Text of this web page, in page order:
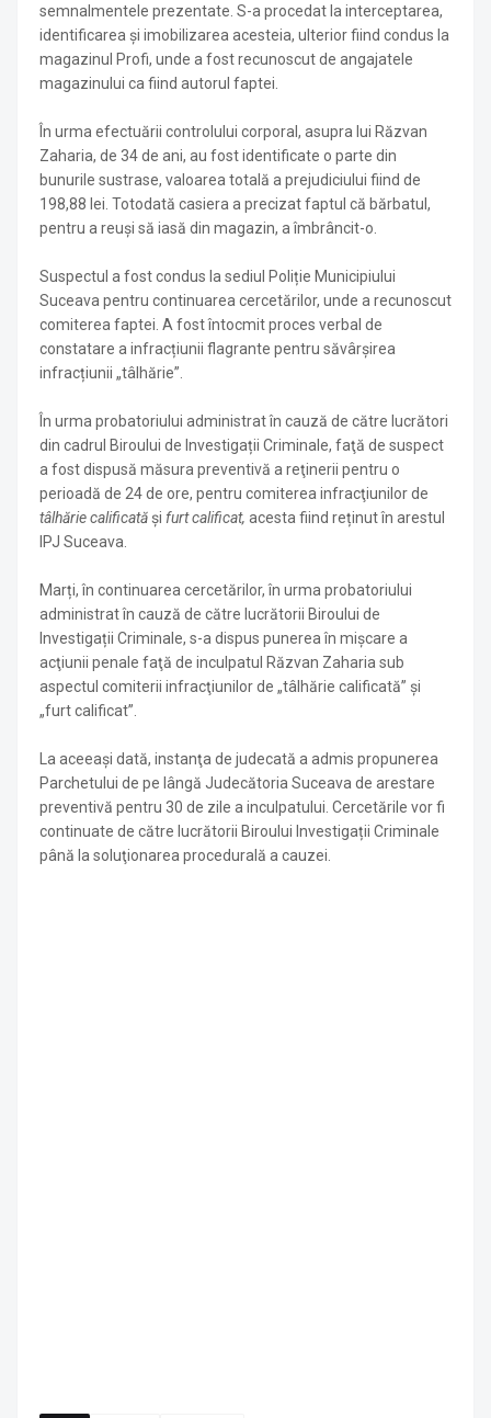
semnalmentele prezentate. S-a procedat la interceptarea,
identificarea și imobilizarea acesteia, ulterior fiind condus la
magazinul Profi, unde a fost recunoscut de angajatele
magazinului ca fiind autorul faptei.
În urma efectuării controlului corporal, asupra lui Răzvan
Zaharia, de 34 de ani, au fost identificate o parte din
bunurile sustrase, valoarea totală a prejudiciului fiind de
198,88 lei. Totodată casiera a precizat faptul că bărbatul,
pentru a reuși să iasă din magazin, a îmbrâncit-o.
Suspectul a fost condus la sediul Poliție Municipiului
Suceava pentru continuarea cercetărilor, unde a recunoscut
comiterea faptei. A fost întocmit proces verbal de
constatare a infracțiunii flagrante pentru săvârșirea
infracțiunii „tâlhărie”.
În urma probatoriului administrat în cauză de către lucrători
din cadrul Biroului de Investigații Criminale, faţă de suspect
a fost dispusă măsura preventivă a reţinerii pentru o
perioadă de 24 de ore, pentru comiterea infracţiunilor de
tâlhărie calificatăși furt calificat, acesta fiind reținut în arestul
IPJ Suceava.
Marți, în continuarea cercetărilor, în urma probatoriului
administrat în cauză de către lucrătorii Biroului de
Investigații Criminale, s-a dispus punerea în mişcare a
acţiunii penale faţă de inculpatul Răzvan Zaharia sub
aspectul comiterii infracţiunilor de „tâlhărie calificată” şi
„furt calificat”.
La aceeaşi dată, instanţa de judecată a admis propunerea
Parchetului de pe lângă Judecătoria Suceava de arestare
preventivă pentru 30 de zile a inculpatului. Cercetările vor fi
continuate de către lucrătorii Biroului Investigații Criminale
până la soluţionarea procedurală a cauzei.